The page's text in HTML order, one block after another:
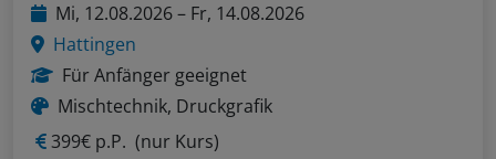
Mi, 12.08.2026 – Fr, 14.08.2026
Hattingen
Für Anfänger geeignet
Mischtechnik, Druckgrafik
399€ p.P. (nur Kurs)